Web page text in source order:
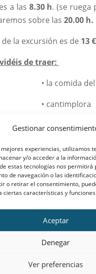
Gestionar
experiencias, utilizamos
y/o acceder a la
estas tecnologías nos permitirá
de navegación o las
o retirar el consentimiento,
ciertas características y funciones.
Aceptar
Denegar
Ver preferencias
a las 8.30 h. (se ruega
sobre las 20.00 h.
la excursión es de 13
de traer:
• la comida
• cantimplora
• capa de agua
• BOTAS (¡Son
• ropa de
• ¡Ah, y
rodeado de
montañeros!